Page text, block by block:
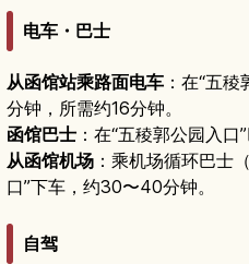
电车・巴士
从函馆站乘路面电车 ：在“五
分钟，所需约16分钟。
函馆巴士 ：在“五稜郭公园入口
从函馆机场 ：乘机场循环巴士
口”下车，约30〜40分钟。
自驾